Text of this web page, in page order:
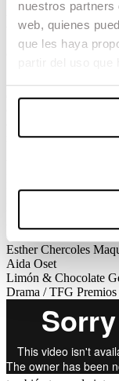
nuestros
web, quienes
que les haya
Limón &
Gemma Ferraté /
de Lucas y Lucía. Un
con la ilusión del
recordando lo que les
Drama / TFGCréditos
Gómez-Pan
Esther Chercoles
Aida Oset
Limón & Chocolate
Drama / TFG Premios